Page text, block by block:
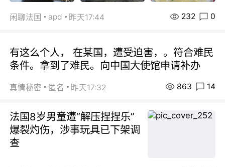
闲聊法国 apd 昨天17:44 232 0
有这么个人， 在某国，遭受迫害，。符合难民
条件。拿到了难民。向中国大使馆申请补办
真情秘密 匿名 昨天17:32 863 14
法国8岁男童遭“解压捏捏乐”
爆裂灼伤，涉事玩具已下架调
查